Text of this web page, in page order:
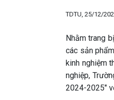
TDTU, 25/12/
Nhằm trang
các sản
kinh nghiệm
nghiệp,
2024-2025"